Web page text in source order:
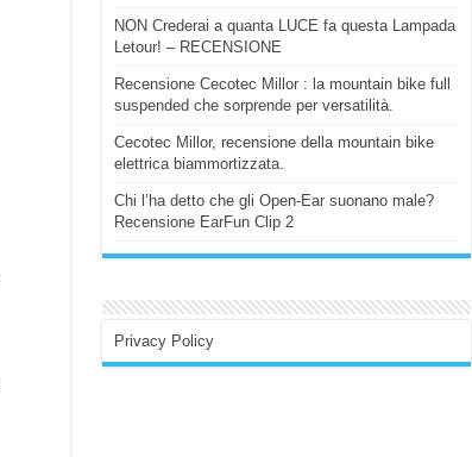
NON Crederai a quanta LUCE fa questa Lampada
Letour! – RECENSIONE
Recensione Cecotec Millor : la mountain bike full
suspended che sorprende per versatilità.
Cecotec Millor, recensione della mountain bike
elettrica biammortizzata.
Chi l’ha detto che gli Open-Ear suonano male?
Recensione EarFun Clip 2
Privacy Policy